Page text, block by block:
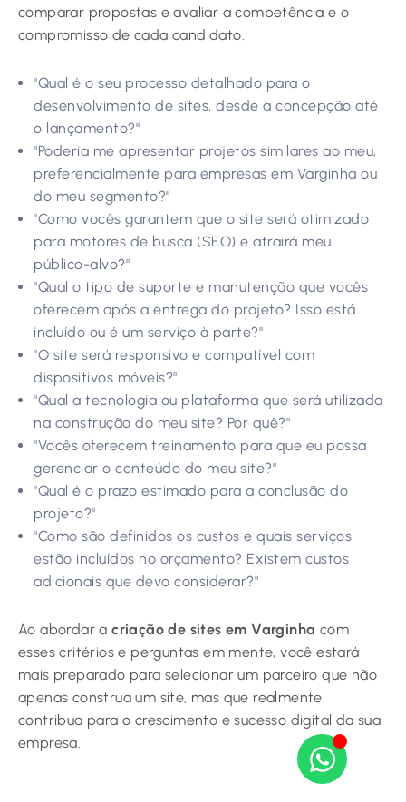
comparar propostas e avaliar a competência e o
compromisso de cada candidato.
"Qual é o seu processo detalhado para o
desenvolvimento de sites, desde a concepção até
o lançamento?"
"Poderia me apresentar projetos similares ao meu,
preferencialmente para empresas em Varginha ou
do meu segmento?"
"Como vocês garantem que o site será otimizado
para motores de busca (SEO) e atrairá meu
público-alvo?"
"Qual o tipo de suporte e manutenção que vocês
oferecem após a entrega do projeto? Isso está
incluído ou é um serviço à parte?"
"O site será responsivo e compatível com
dispositivos móveis?"
"Qual a tecnologia ou plataforma que será utilizada
na construção do meu site? Por quê?"
"Vocês oferecem treinamento para que eu possa
gerenciar o conteúdo do meu site?"
"Qual é o prazo estimado para a conclusão do
projeto?"
"Como são definidos os custos e quais serviços
estão incluídos no orçamento? Existem custos
adicionais que devo considerar?"
Ao abordar acriação de sites em Varginha com
esses critérios e perguntas em mente, você estará
mais preparado para selecionar um parceiro que não
apenas construa um site, mas que realmente
contribua para o crescimento e sucesso digital da sua
empresa.